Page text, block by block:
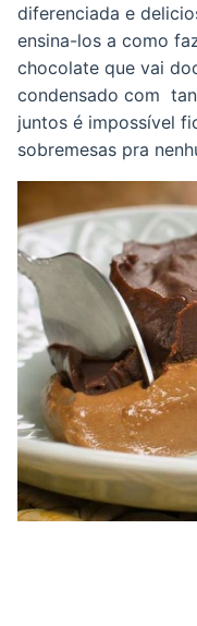
diferenciada e
ensina-los a como
chocolate que vai
condensado com
juntos é impossível
sobremesas pra